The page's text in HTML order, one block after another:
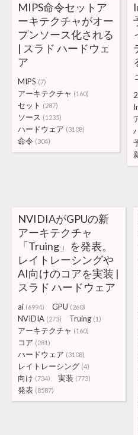
MIPS命令セットア
ーキテクチャがオー
プンソース化される
| スラド ハードウェ
ア
MIPS (7)
アーキテクチャ (160)
セット (287)
ソース (1235)
ハードウェア (3108)
命令 (304)
NVIDIAがGPUの新
アーキテクチャ
「Truing」を発表。
レイトレーシングや
AI向けのコアを実装 |
スラド ハードウェア
ai (6994) GPU (260)
NVIDIA (273) Truing (1)
アーキテクチャ (160)
コア (281)
ハードウェア (3108)
レイトレーシング (4)
向け (734) 実装 (773)
発表 (8587)